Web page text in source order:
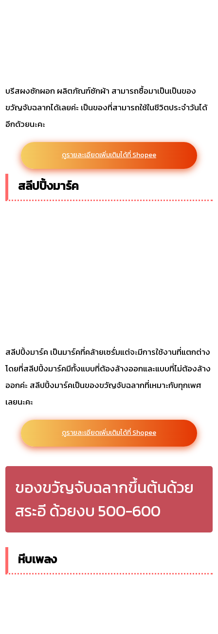
บรีสผงซักผอก ผลิตภัณฑ์ซักผ้า สามารถซื้อมาเป็นเป็นของ
ขวัญจับฉลากได้เลยค่ะ เป็นของที่สามารถใช้ในชีวิตประจำวันได้
อีกด้วยนะคะ
ดูรายละเอียดเพิ่มเติมได้ที่ Shopee
สลีปปิ้งมาร์ค
สลีปปิ้งมาร์ค เป็นมาร์คที่คล้ายเซรั่มแต่จะมีการใช้งานที่แตกต่าง
โดยที่สลีปปิ้งมาร์คมีทั้งแบบที่ต้องล้างออกและแบบที่ไม่ต้องล้าง
ออกค่ะ สลีปปิ้งมาร์คเป็นของขวัญจับฉลากที่เหมาะกับทุกเพศ
เลยนะคะ
ดูรายละเอียดเพิ่มเติมได้ที่ Shopee
ของขวัญจับฉลากขึ้นต้นด้วย
สระอี ด้วยงบ 500-600
หีบเพลง